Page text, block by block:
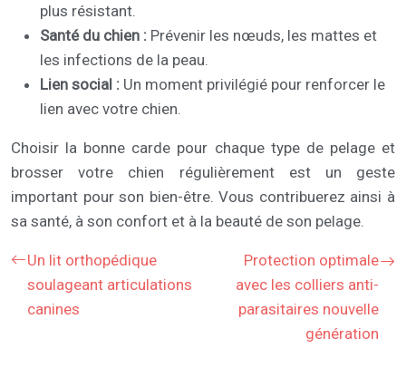
plus résistant.
Santé du chien : Prévenir les nœuds, les mattes et
les infections de la peau.
Lien social : Un moment privilégié pour renforcer le
lien avec votre chien.
Choisir la bonne carde pour chaque type de pelage et
brosser votre chien régulièrement est un geste
important pour son bien-être. Vous contribuerez ainsi à
sa santé, à son confort et à la beauté de son pelage.
Un lit orthopédique
soulageant articulations
canines
Protection optimale
avec les colliers anti-
parasitaires nouvelle
génération